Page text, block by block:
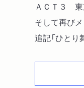
ＡＣＴ３ 東
そして再び
追記「ひとり
ＡＣＴ４ ド
太郎、未来